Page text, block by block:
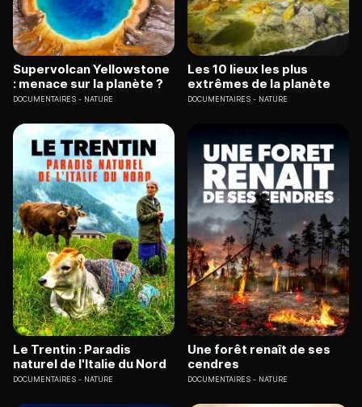
Supervolcan Yellowstone
: menace sur la planète ?
DOCUMENTAIRES NATURE
Les 10 lieux les plus
extrêmes de la planète
DOCUMENTAIRES NATURE
Le Trentin : Paradis
naturel de l'Italie du Nord
DOCUMENTAIRES NATURE
Une forêt renaît de ses
cendres
DOCUMENTAIRES NATURE